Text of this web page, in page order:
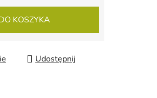
KOSZYKA
Udostępnij